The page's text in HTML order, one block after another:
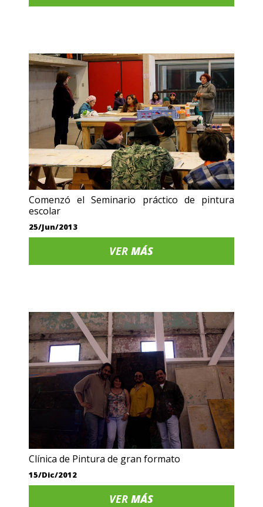
Comenzó el Seminario práctico de pintura
escolar
25/Jun/2013
VERMÁS
Clínica de Pintura de gran formato
15/Dic/2012
VERMÁS